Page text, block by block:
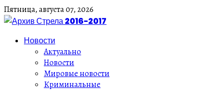
Пятница,августа07, 2026
Новости
Актуально
Новости
Мировые новости
Криминальные